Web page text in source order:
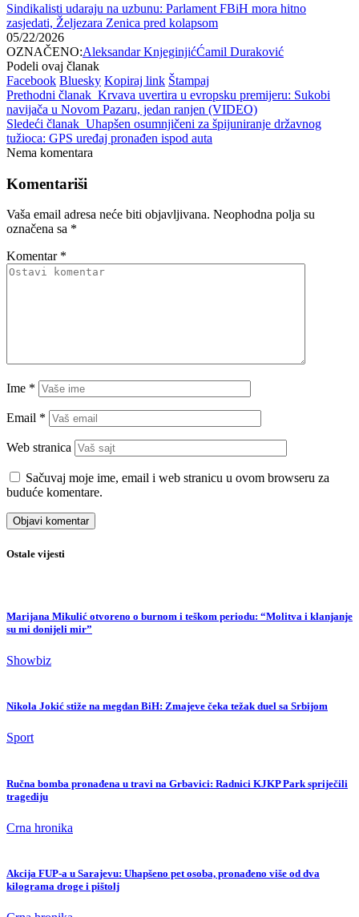
Sindikalisti udaraju na uzbunu: Parlament FBiH mora hitno
zasjedati, Željezara Zenica pred kolapsom
05/22/2026
OZNAČENO:Aleksandar KnjeginjićĆamil Duraković
Podeli ovaj članak
Facebook Bluesky Kopiraj link Štampaj
Prethodni članak Krvava uvertira u evropsku premijeru: Sukobi
navijača u Novom Pazaru, jedan ranjen (VIDEO)
Sledeći članak Uhapšen osumnjičeni za špijuniranje državnog
tužioca: GPS uređaj pronađen ispod auta
Nema komentara
Komentariši
Vaša email adresa neće biti objavljivana. Neophodna polja su
označena sa *
Komentar *
Ime *
Email *
Web stranica
Sačuvaj moje ime, email i web stranicu u ovom browseru za
buduće komentare.
Ostale vijesti
Marijana Mikulić otvoreno o burnom i teškom periodu: “Molitva i klanjanje
su mi donijeli mir”
Showbiz
Nikola Jokić stiže na megdan BiH: Zmajeve čeka težak duel sa Srbijom
Sport
Ručna bomba pronađena u travi na Grbavici: Radnici KJKP Park spriječili
tragediju
Crna hronika
Akcija FUP-a u Sarajevu: Uhapšeno pet osoba, pronađeno više od dva
kilograma droge i pištolj